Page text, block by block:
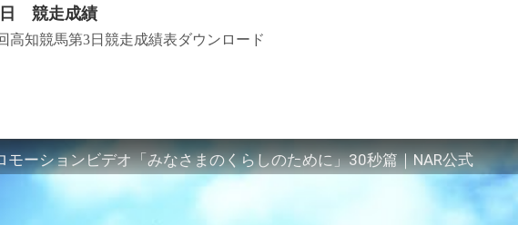
日 競走成績
高知競馬第3日競走成績表ダウンロード
モーションビデオ「みなさまのくらしのために」30秒篇｜NAR公式